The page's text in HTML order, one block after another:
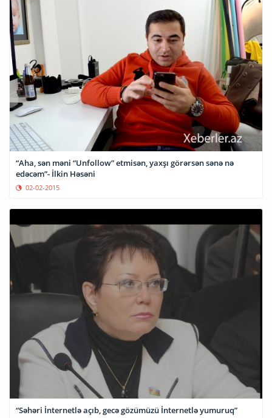
“Aha, sən məni “Unfollow” etmisən, yaxşı görərsən sənə nə
edəcəm”- İlkin Həsəni
02-02-2015
“Səhəri İnternetlə açıb, gecə gözümüzü İnternetlə yumuruq”